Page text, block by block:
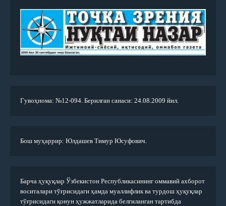
Гувоҳнома: №12-094. Берилган санаси: 24.08.2009 йил.
Бош муҳаррир: Юлдашев Тимур Юсуфович.
Барча ҳуқуқлар Ўзбекистон Республикасининг оммавий ахборот
воситалари тўғрисидаги ҳамда муаллифлик ва турдош ҳуқуқлар
тўғрисидаги қонун ҳужжатларида белгиланган тартибда